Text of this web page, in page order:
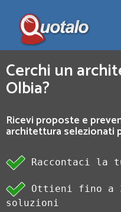
Cerchi un
Olbia?
Ricevi proposte e
architettura selezionati
Raccontaci la
Ottieni fino a
soluzioni